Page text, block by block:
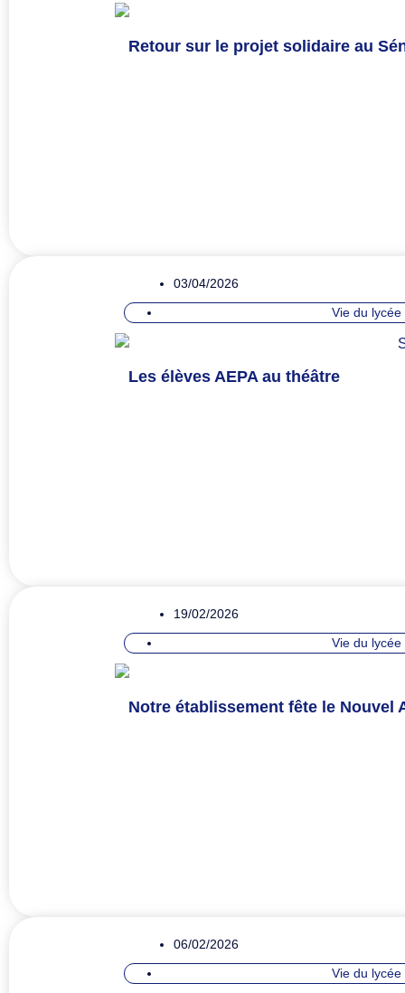
Retour sur le projet solidaire au
03/04/2026
Vie du lycée
Les élèves AEPA au théâtre
19/02/2026
Vie du lycée
Notre établissement fête le Nouvel
06/02/2026
Vie du lycée